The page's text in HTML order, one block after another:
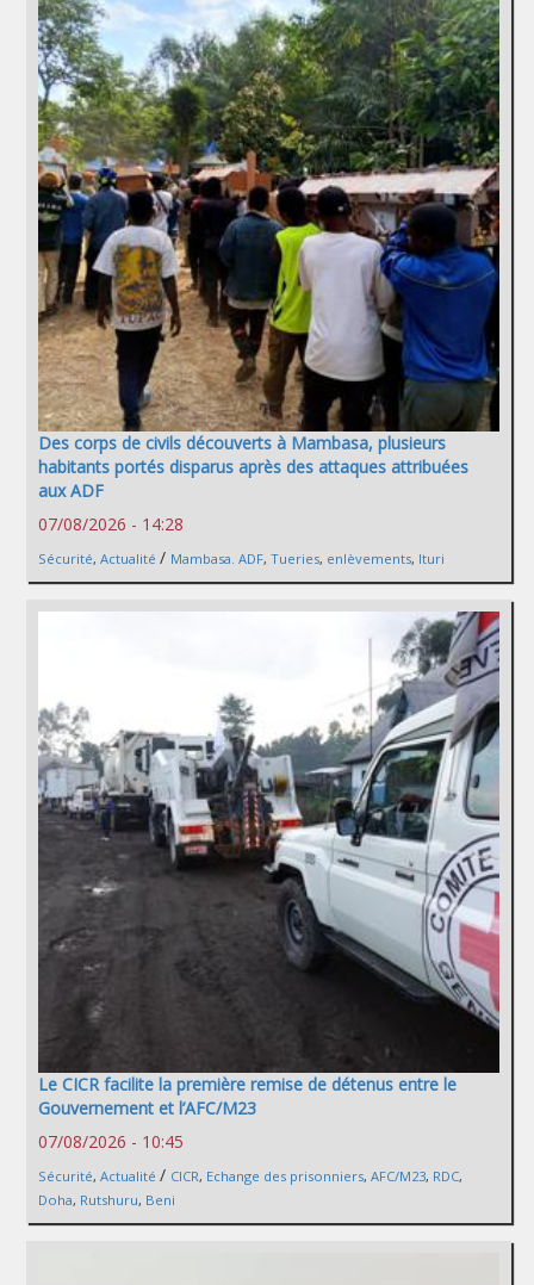
Des corps de civils découverts à Mambasa, plusieurs
habitants portés disparus après des attaques attribuées
aux ADF
07/08/2026 - 14:28
Sécurité, Actualité / Mambasa. ADF, Tueries, enlèvements, Ituri
Le CICR facilite la première remise de détenus entre le
Gouvernement et l’AFC/M23
07/08/2026 - 10:45
Sécurité, Actualité / CICR, Echange des prisonniers, AFC/M23, RDC,
Doha, Rutshuru, Beni